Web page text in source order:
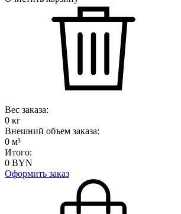
Вес заказа:
0 кг
Внешний объем заказа:
0 м³
Итого:
0 BYN
Оформить заказ